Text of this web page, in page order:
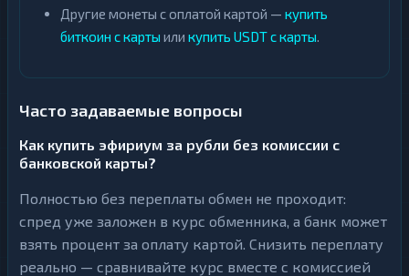
Другие монеты с оплатой картой — купить
биткоин с карты или купить USDT с карты.
Часто задаваемые вопросы
Как купить эфириум за рубли без комиссии с
банковской карты?
Полностью без переплаты обмен не проходит:
спред уже заложен в курс обменника, а банк может
взять процент за оплату картой. Снизить переплату
реально — сравнивайте курс вместе с комиссией